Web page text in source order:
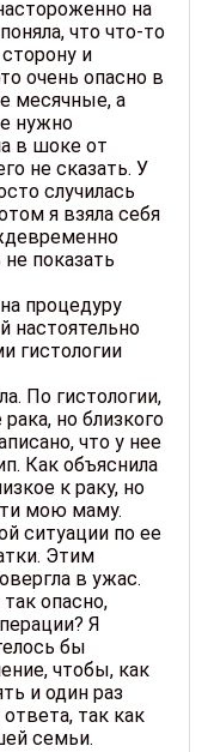
на
что что-то
и
очень опасно в
месячные, а
нужно
в шоке от
не сказать. У
случилась
я взяла себя
показать
процедуру
настоятельно
гистологии
По гистологии,
но близкого
что у нее
Как объяснила
к раку, но
мою маму.
ситуации по ее
Этим
в ужас.
опасно,
Я
бы
чтобы, как
и один раз
так как
семьи.